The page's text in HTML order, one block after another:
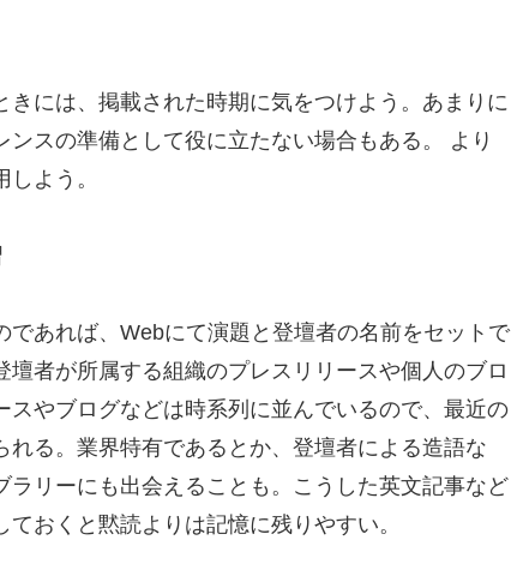
には、掲載された時期に気をつけよう。あまりに
スの準備として役に立たない場合もある。 より
よう。
あれば、Webにて演題と登壇者の名前をセットで
壇者が所属する組織のプレスリリースや個人のブロ
スやブログなどは時系列に並んでいるので、最近の
れる。業界特有であるとか、登壇者による造語な
ラリーにも出会えることも。こうした英文記事など
おくと黙読よりは記憶に残りやすい。